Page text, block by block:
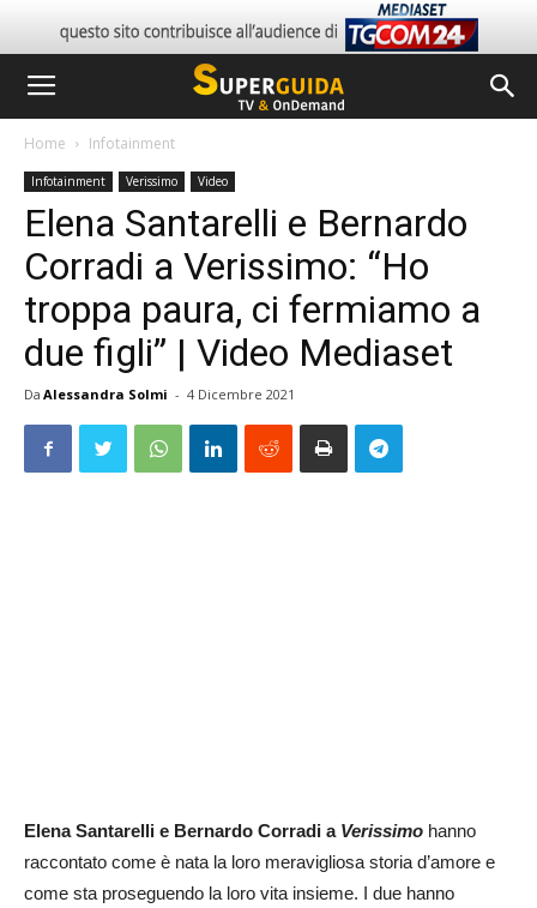
Home Infotainment
Infotainment Verissimo Video
Elena Santarelli e Bernardo
Corradi a Verissimo: “Ho
troppa paura, ci fermiamo a
due figli” | Video Mediaset
Da Alessandra Solmi - 4 Dicembre 2021
Elena Santarelli e Bernardo Corradi a Verissimo hanno
raccontato come è nata la loro meravigliosa storia d’amore e
come sta proseguendo la loro vita insieme. I due hanno